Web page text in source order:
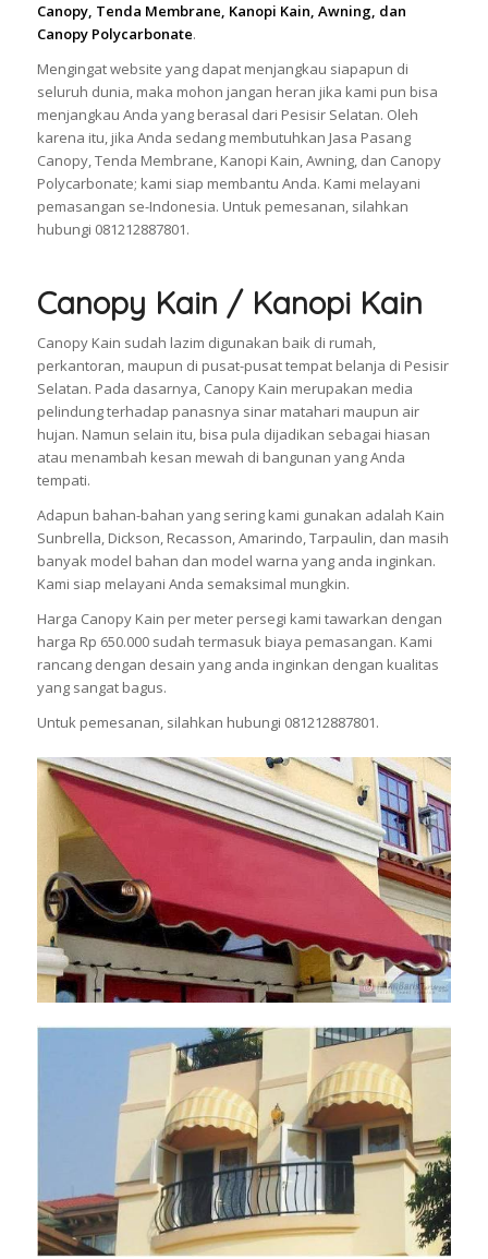
Canopy, Tenda Membrane, Kanopi Kain, Awning, dan
Canopy Polycarbonate.
Mengingat website yang dapat menjangkau siapapun di
seluruh dunia, maka mohon jangan heran jika kami pun bisa
menjangkau Anda yang berasal dari Pesisir Selatan. Oleh
karena itu, jika Anda sedang membutuhkan Jasa Pasang
Canopy, Tenda Membrane, Kanopi Kain, Awning, dan Canopy
Polycarbonate; kami siap membantu Anda. Kami melayani
pemasangan se-Indonesia. Untuk pemesanan, silahkan
hubungi 081212887801.
Canopy Kain / Kanopi Kain
Canopy Kain sudah lazim digunakan baik di rumah,
perkantoran, maupun di pusat-pusat tempat belanja di Pesisir
Selatan. Pada dasarnya, Canopy Kain merupakan media
pelindung terhadap panasnya sinar matahari maupun air
hujan. Namun selain itu, bisa pula dijadikan sebagai hiasan
atau menambah kesan mewah di bangunan yang Anda
tempati.
Adapun bahan-bahan yang sering kami gunakan adalah Kain
Sunbrella, Dickson, Recasson, Amarindo, Tarpaulin, dan masih
banyak model bahan dan model warna yang anda inginkan.
Kami siap melayani Anda semaksimal mungkin.
Harga Canopy Kain per meter persegi kami tawarkan dengan
harga Rp 650.000 sudah termasuk biaya pemasangan. Kami
rancang dengan desain yang anda inginkan dengan kualitas
yang sangat bagus.
Untuk pemesanan, silahkan hubungi 081212887801.